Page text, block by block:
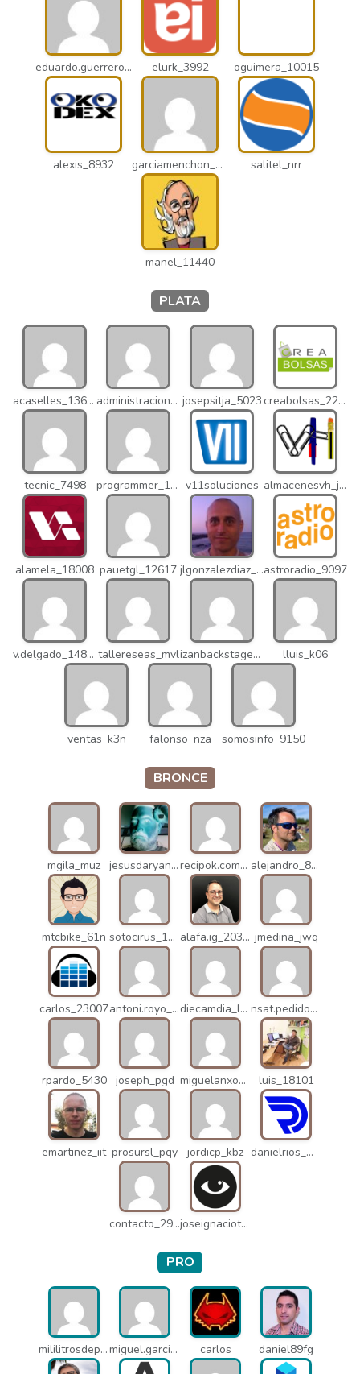
eduardo.guerrero_pto elurk_3992 oguimera_10015
alexis_8932 garciamenchon_puz salitel_nrr
manel_11440
PLATA
acaselles_13670 administracion_nhd josepsitja_5023 creabolsas_22110
tecnic_7498 programmer_12837 v11soluciones almacenesvh_jo2
alamela_18008 pauetgl_12617 jlgonzalezdiaz_12316astroradio_9097
v.delgado_14821 tallereseas_mvl izanbackstage_14556 lluis_k06
ventas_k3n falonso_nza somosinfo_9150
BRONCE
mgila_muz jesusdaryanani_mko recipok.com_n5u alejandro_8931
mtcbike_61n sotocirus_11872 alafa.ig_20338 jmedina_jwq
carlos_23007 antoni.royo_10023 diecamdia_l27 nsat.pedidos_1235
rpardo_5430 joseph_pgd miguelanxogomez_21982 luis_18101
emartinez_iit prosursl_pqy jordicp_kbz danielrios_mqb
contacto_2906 joseignaciot_q66
PRO
mililitrosdeperfume_lao miguel.garcia_l25 carlos daniel89fg